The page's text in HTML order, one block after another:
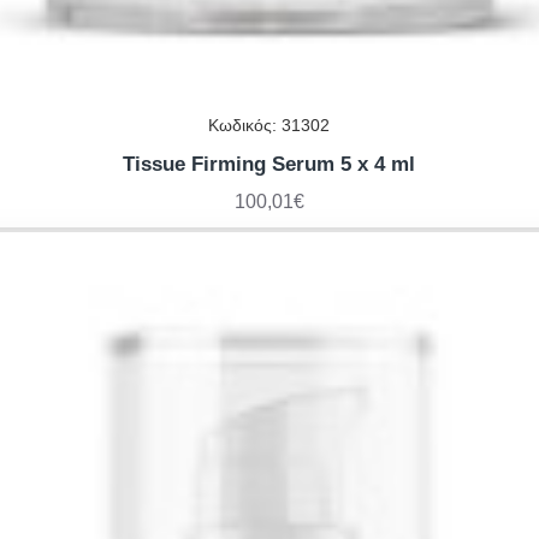
Κωδικός: 31302
Tissue Firming Serum 5 x 4 ml
100,01€